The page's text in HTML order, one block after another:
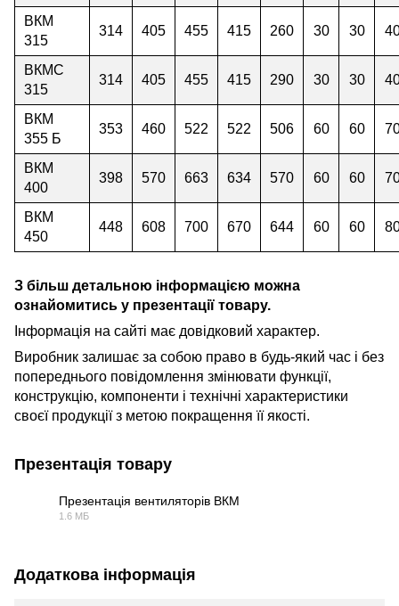
ВКМ
315
314 405 455 415 260 30 30
ВКМС
315
314 405 455 415 290 30 30
ВКМ
355 Б
353 460 522 522 506 60 60
ВКМ
400
398 570 663 634 570 60 60
ВКМ
450
448 608 700 670 644 60 60
З більш детальною інформацією можна
ознайомитись у презентації товару.
Інформація на сайті має довідковий характер.
Виробник залишає за собою право в будь-який час і без
попереднього повідомлення змінювати функції,
конструкцію, компоненти і технічні характеристики
своєї продукції з метою покращення її якості.
Презентація товару
Презентація вентиляторів ВКМ
1.6 МБ
Додаткова інформація